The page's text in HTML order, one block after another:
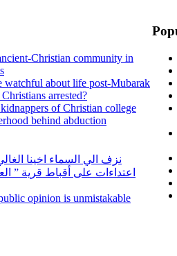
Christian community in
watchful about life post-Mubarak
arrested?
of Christian college
behind abduction
نزف الي السماء اخينا
اعتداءات على أقباط قرية ”
opinion is unmistakable